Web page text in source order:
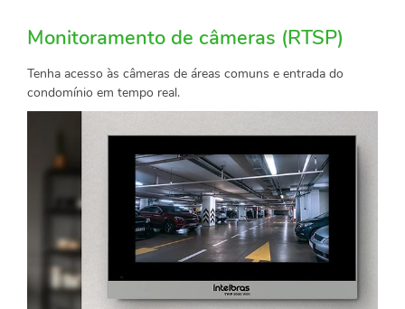
Monitoramento de câmeras (RTSP)
Tenha acesso às câmeras de áreas comuns e entrada do
condomínio em tempo real.